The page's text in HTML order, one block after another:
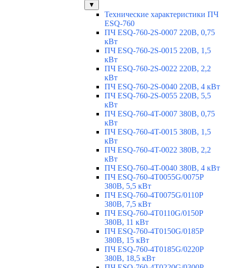
▼
Технические характеристики ПЧ
ESQ-760
ПЧ ESQ-760-2S-0007 220В, 0,75
кВт
ПЧ ESQ-760-2S-0015 220В, 1,5
кВт
ПЧ ESQ-760-2S-0022 220В, 2,2
кВт
ПЧ ESQ-760-2S-0040 220В, 4 кВт
ПЧ ESQ-760-2S-0055 220В, 5,5
кВт
ПЧ ESQ-760-4T-0007 380В, 0,75
кВт
ПЧ ESQ-760-4T-0015 380В, 1,5
кВт
ПЧ ESQ-760-4T-0022 380В, 2,2
кВт
ПЧ ESQ-760-4T-0040 380В, 4 кВт
ПЧ ESQ-760-4T0055G/0075P
380В, 5,5 кВт
ПЧ ESQ-760-4T0075G/0110P
380В, 7,5 кВт
ПЧ ESQ-760-4T0110G/0150P
380В, 11 кВт
ПЧ ESQ-760-4T0150G/0185P
380В, 15 кВт
ПЧ ESQ-760-4T0185G/0220P
380В, 18,5 кВт